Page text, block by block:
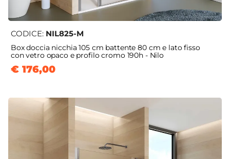
CODICE: NIL825-M
Box doccia nicchia 105 cm battente 80 cm e lato fisso
con vetro opaco e profilo cromo 190h - Nilo
€ 176,00